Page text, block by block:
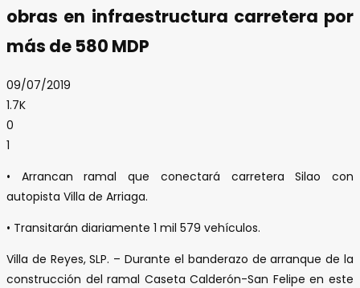
obras en infraestructura carretera por
más de 580 MDP
09/07/2019
1.7K
0
1
• Arrancan ramal que conectará carretera Silao con
autopista Villa de Arriaga.
• Transitarán diariamente 1 mil 579 vehículos.
Villa de Reyes, SLP. – Durante el banderazo de arranque de la
construcción del ramal Caseta Calderón-San Felipe en este